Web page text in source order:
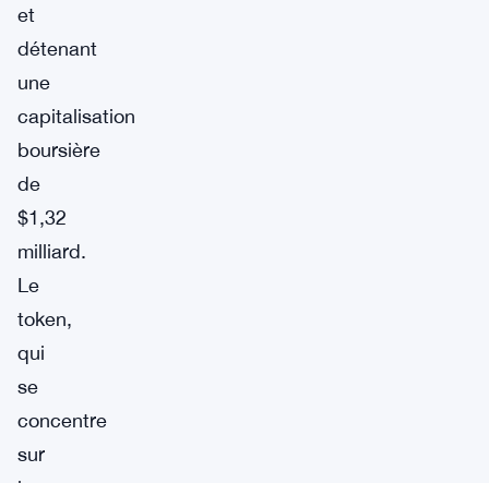
et
détenant
une
capitalisation
boursière
de
$1,32
milliard.
Le
token,
qui
se
concentre
sur